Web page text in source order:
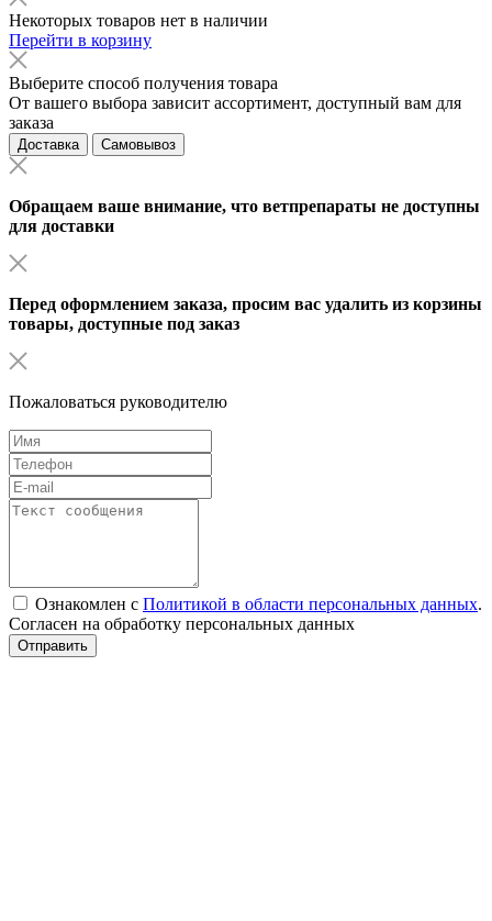
Некоторых товаров нет в наличии
Перейти в корзину
Выберите способ получения товара
От вашего выбора зависит ассортимент, доступный вам для
заказа
Доставка Самовывоз
Обращаем ваше внимание, что ветпрепараты не доступны
для доставки
Перед оформлением заказа, просим вас удалить из корзины
товары, доступные под заказ
Пожаловаться руководителю
Ознакомлен с Политикой в области персональных данных.
Согласен на обработку персональных данных
Отправить